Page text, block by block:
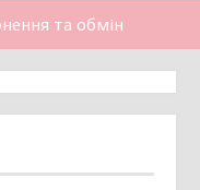
та обмін